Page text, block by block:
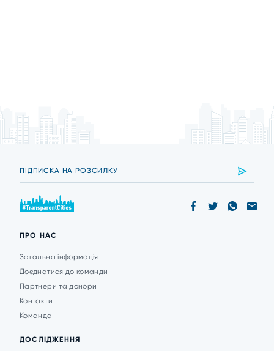
ПРО НАС
Загальна інформація
Доєднатися до команди
Партнери та донори
Контакти
Команда
ДОСЛІДЖЕННЯ